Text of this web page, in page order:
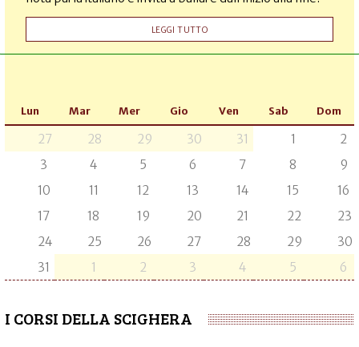
LEGGI TUTTO
Lun Mar Mer Gio Ven Sab Dom
27 28 29 30 31 1
2
3
4 5 6 7 8
9
10
11 12 13 14 15
16
17
18 19 20 21 22
23
24
25 26 27 28 29
30
31
1 2 3 4 5 6
I CORSI DELLA SCIGHERA